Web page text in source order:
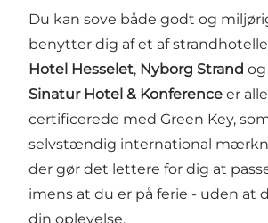
Du kan sove både godt og
benytter dig af et af
Hotel Hesselet, Nyborg Strand og
Sinatur Hotel & Konference er
certificerede med Green Key,
selvstændig international
der gør det lettere for dig at
imens at du er på ferie - uden at
din oplevelse.